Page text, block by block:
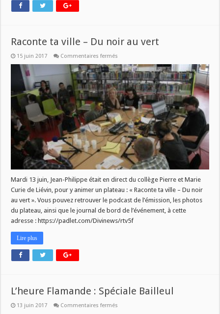
Raconte ta ville – Du noir au vert
15 juin 2017 Commentaires fermés
ta
ville
–
Du
noir
au
vert
Mardi 13 juin, Jean-Philippe était en direct du collège Pierre et Marie
Curie de Liévin, pour y animer un plateau : « Raconte ta ville – Du noir
au vert ». Vous pouvez retrouver le podcast de l’émission, les photos
du plateau, ainsi que le journal de bord de l’événement, à cette
adresse : https://padlet.com/Divinews/rtv5f
Lire plus
L’heure Flamande : Spéciale Bailleul
13 juin 2017 Commentaires fermés